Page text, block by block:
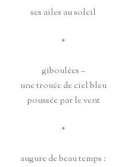
ses ailes au soleil
*
giboulées –
une trouée de ciel bleu
poussée par le vent
*
augure de beau temps :